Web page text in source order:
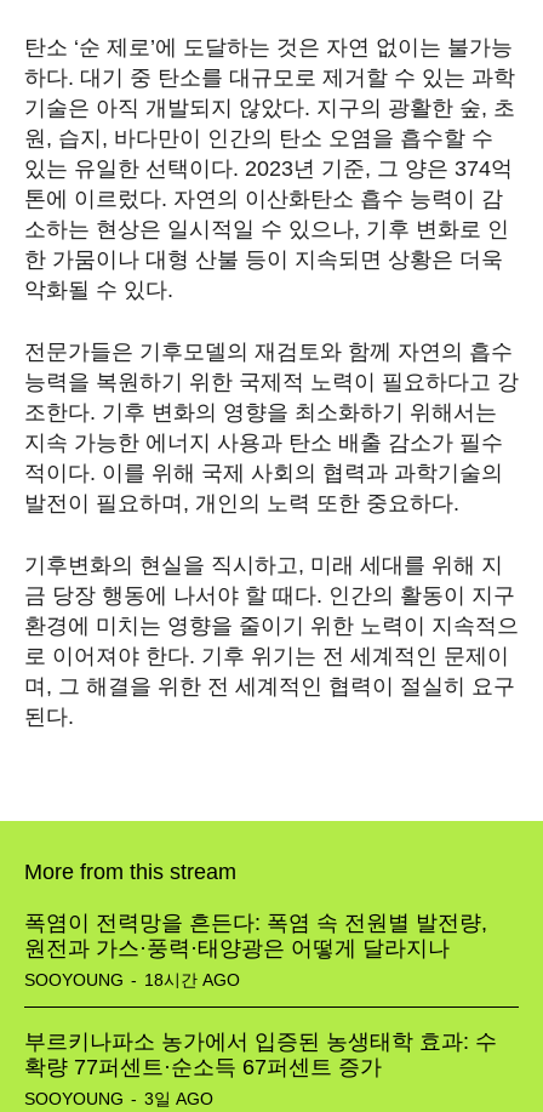
SEARCH...
Climate
Energy
Food
Health
Life
탄소 ‘순 제로’에 도달하는 것은 자연 없이는 불가능
하다. 대기 중 탄소를 대규모로 제거할 수 있는 과학
기술은 아직 개발되지 않았다. 지구의 광활한 숲, 초
원, 습지, 바다만이 인간의 탄소 오염을 흡수할 수
있는 유일한 선택이다. 2023년 기준, 그 양은 374억
톤에 이르렀다. 자연의 이산화탄소 흡수 능력이 감
소하는 현상은 일시적일 수 있으나, 기후 변화로 인
한 가뭄이나 대형 산불 등이 지속되면 상황은 더욱
악화될 수 있다.
전문가들은 기후모델의 재검토와 함께 자연의 흡수
능력을 복원하기 위한 국제적 노력이 필요하다고 강
조한다. 기후 변화의 영향을 최소화하기 위해서는
지속 가능한 에너지 사용과 탄소 배출 감소가 필수
적이다. 이를 위해 국제 사회의 협력과 과학기술의
발전이 필요하며, 개인의 노력 또한 중요하다.
기후변화의 현실을 직시하고, 미래 세대를 위해 지
금 당장 행동에 나서야 할 때다. 인간의 활동이 지구
환경에 미치는 영향을 줄이기 위한 노력이 지속적으
로 이어져야 한다. 기후 위기는 전 세계적인 문제이
며, 그 해결을 위한 전 세계적인 협력이 절실히 요구
된다.
More from this stream
폭염이 전력망을 흔든다: 폭염 속 전원별 발전량,
원전과 가스·풍력·태양광은 어떻게 달라지나
SOOYOUNG - 18시간 AGO
부르키나파소 농가에서 입증된 농생태학 효과: 수
확량 77퍼센트·순소득 67퍼센트 증가
SOOYOUNG - 3일 AGO